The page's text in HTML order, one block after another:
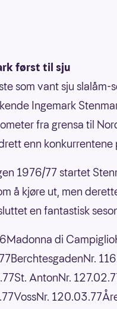
først til sju
som vant sju slalåm-
Ingemark
fra grensa til
enn
1976/77 startet
å kjøre ut, men
en fantastisk
di
AntonNr.